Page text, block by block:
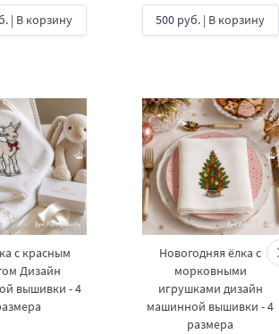
| В корзину 500 руб. | В корзину
с красным
Дизайн
вышивки - 4
Новогодняя ёлка с
морковными
игрушками дизайн
машинной вышивки - 4
размера